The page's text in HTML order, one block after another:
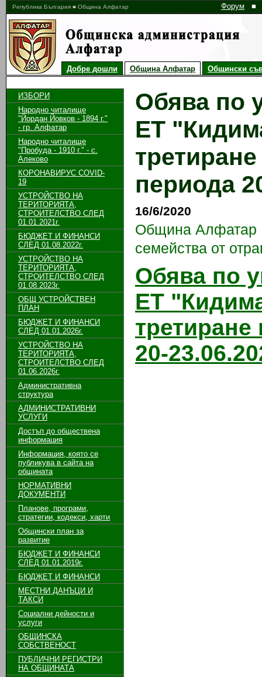
Република България ■ Община Алфатар Форум ■
Добре дошли Община Алфатар Общински
ИЗБОРИ
Народно читалище
"Йордан Йовков - 1894 г."
- гр. Алфатар
Народно читалище
"Пробуда - 1910 г." - с.
Алеково
КОРОНАВИРУС COVID-
19
УСТРОЙСТВО НА
ТЕРИТОРИЯТА,
СТРОИТЕЛСТВО СЛЕД
01.01.2021г.
БЮДЖЕТ И ФИНАНСИ
СЛЕД 01.08.2022г.
УСТРОЙСТВО НА
ТЕРИТОРИЯТА,
СТРОИТЕЛСТВО СЛЕД
01.08.2023г.
ОБЩ УСТРОЙСТВЕН
ПЛАН
БЮДЖЕТ И ФИНАНСИ
СЛЕД 01.01.2026г.
УСТРОЙСТВО НА
ТЕРИТОРИЯТА,
СТРОИТЕЛСТВО СЛЕД
01.06.2026г.
Административна
структура
АДМИНИСТРАТИВНИ
УСЛУГИ
Достъп до обществена
информация
Информация, която се
публикува в сайта на
общината
НОРМАТИВНИ
ДОКУМЕНТИ
Планове, програми,
стратегии, кодекси, харти
Общински план за
развитие
БЮДЖЕТ И ФИНАНСИ
СЛЕД 01.01.2019г.
БЮДЖЕТ И ФИНАНСИ
МЕСТНИ ДАНЪЦИ И
ТАКСИ
Социални дейности и
услуги
ОБЩИНСКА
СОБСТВЕНОСТ
ПУБЛИЧНИ РЕГИСТРИ
НА ОБЩИНАТА
Обява по
ЕТ
периода
16/6/2020
Община Алфатар
семейства от
Обява по
ЕТ
20-